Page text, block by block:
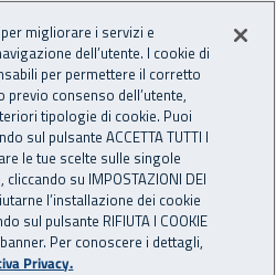
Nazionale
Apri cerca
in:
migliorare i servizi e
dell’utente. I cookie di
per permettere il corretto
consenso dell’utente,
tipologie di cookie. Puoi
sul pulsante ACCETTA TUTTI I
le tue scelte sulle singole
su IMPOSTAZIONI DEI
l’installazione dei cookie
sul pulsante RIFIUTA I COOKIE
Per conoscere i dettagli,
Privacy.